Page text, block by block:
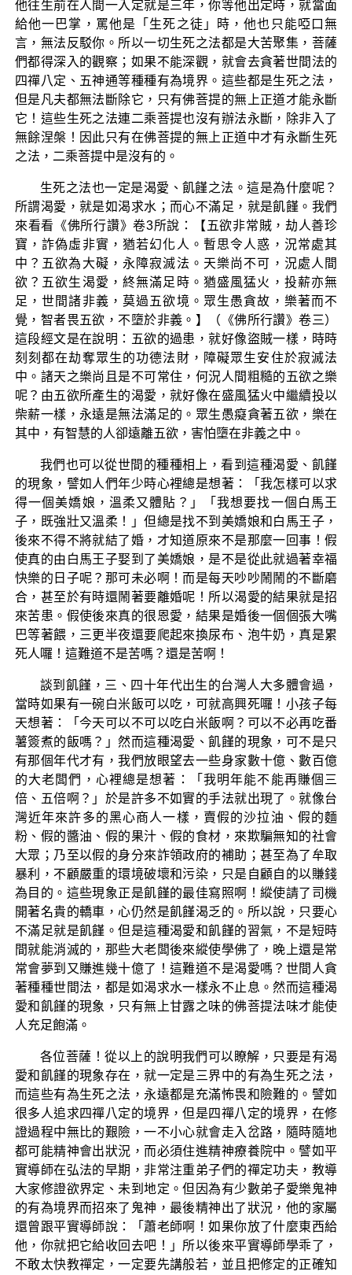
他往生前在人間一入定就是三年，你等他出定時，就當面
給他一巴掌，罵他是「生死之徒」時，他也只能啞口無
言，無法反駁你。所以一切生死之法都是大苦聚集，菩薩
們都得深入的觀察；如果不能深觀，就會去貪著世間法的
四禪八定、五神通等種種有為境界。這些都是生死之法，
但是凡夫都無法斷除它，只有佛菩提的無上正道才能永斷
它！這些生死之法連二乘菩提也沒有辦法永斷，除非入了
無餘涅槃！因此只有在佛菩提的無上正道中才有永斷生死
之法，二乘菩提中是沒有的。
生死之法也一定是渴愛、飢饉之法。這是為什麼呢？
所謂渴愛，就是如渴求水；而心不滿足，就是飢饉。我們
來看看《佛所行讚》卷3所說：【五欲非常賊，劫人善珍
寶，詐偽虛非實，猶若幻化人。暫思令人惑，況常處其
中？五欲為大礙，永障寂滅法。天樂尚不可，況處人間
欲？五欲生渴愛，終無滿足時。猶盛風猛火，投薪亦無
足，世間諸非義，莫過五欲境。眾生愚貪故，樂著而不
覺，智者畏五欲，不墮於非義。】（《佛所行讚》卷三）
這段經文是在說明：五欲的過患，就好像盜賊一樣，時時
刻刻都在劫奪眾生的功德法財，障礙眾生安住於寂滅法
中。諸天之樂尚且是不可常住，何況人間粗糙的五欲之樂
呢？由五欲所產生的渴愛，就好像在盛風猛火中繼續投以
柴薪一樣，永遠是無法滿足的。眾生愚癡貪著五欲，樂在
其中，有智慧的人卻遠離五欲，害怕墮在非義之中。
我們也可以從世間的種種相上，看到這種渴愛、飢饉
的現象，譬如人們年少時心裡總是想著：「我怎樣可以求
得一個美嬌娘，溫柔又體貼？」「我想要找一個白馬王
子，既強壯又溫柔！」但總是找不到美嬌娘和白馬王子，
後來不得不將就結了婚，才知道原來不是那麼一回事！假
使真的由白馬王子娶到了美嬌娘，是不是從此就過著幸福
快樂的日子呢？那可未必啊！而是每天吵吵鬧鬧的不斷磨
合，甚至於有時還鬧著要離婚呢！所以渴愛的結果就是招
來苦患。假使後來真的很恩愛，結果是婚後一個個張大嘴
巴等著餵，三更半夜還要爬起來換尿布、泡牛奶，真是累
死人囉！這難道不是苦嗎？還是苦啊！
談到飢饉，三、四十年代出生的台灣人大多體會過，
當時如果有一碗白米飯可以吃，可就高興死囉！小孩子每
天想著：「今天可以不可以吃白米飯啊？可以不必再吃番
薯簽煮的飯嗎？」然而這種渴愛、飢饉的現象，可不是只
有那個年代才有，我們放眼望去一些身家數十億、數百億
的大老闆們，心裡總是想著：「我明年能不能再賺個三
倍、五倍啊？」於是許多不如實的手法就出現了。就像台
灣近年來許多的黑心商人一樣，賣假的沙拉油、假的麵
粉、假的醬油、假的果汁、假的食材，來欺騙無知的社會
大眾；乃至以假的身分來詐領政府的補助；甚至為了牟取
暴利，不顧嚴重的環境破壞和污染，只是自顧自的以賺錢
為目的。這些現象正是飢饉的最佳寫照啊！縱使請了司機
開著名貴的轎車，心仍然是飢饉渴乏的。所以說，只要心
不滿足就是飢饉。但是這種渴愛和飢饉的習氣，不是短時
間就能消滅的，那些大老闆後來縱使學佛了，晚上還是常
常會夢到又賺進幾十億了！這難道不是渴愛嗎？世間人貪
著種種世間法，都是如渴求水一樣永不止息。然而這種渴
愛和飢饉的現象，只有無上甘露之味的佛菩提法味才能使
人充足飽滿。
各位菩薩！從以上的說明我們可以瞭解，只要是有渴
愛和飢饉的現象存在，就一定是三界中的有為生死之法，
而這些有為生死之法，永遠都是充滿怖畏和險難的。譬如
很多人追求四禪八定的境界，但是四禪八定的境界，在修
證過程中無比的艱險，一不小心就會走入岔路，隨時隨地
都可能精神會出狀況，而必須住進精神療養院中。譬如平
實導師在弘法的早期，非常注重弟子們的禪定功夫，教導
大家修證欲界定、未到地定。但因為有少數弟子愛樂鬼神
的有為境界而招來了鬼神，最後精神出了狀況，他的家屬
還曾跟平實導師說：「蕭老師啊！如果你放了什麼東西給
他，你就把它給收回去吧！」所以後來平實導師學乖了，
不敢太快教禪定，一定要先講般若，並且把修定的正確知